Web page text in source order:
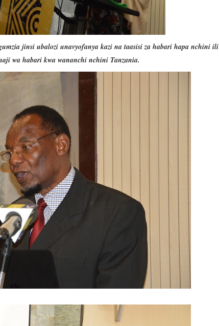
jinsi ubalozi unavyofanya kazi na taasisi za habari hapa nchini ili
wa habari kwa wananchi nchini Tanzania.